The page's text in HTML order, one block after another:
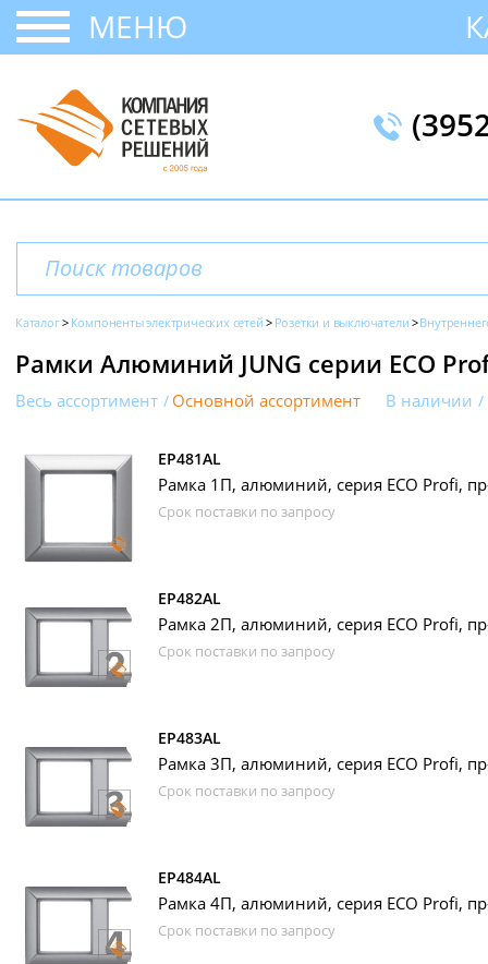
МЕНЮ
Каталог Компоненты электрических сетей Розетки и выключатели
Рамки Алюминий JUNG серии ECO
Весь ассортимент Основной ассортимент В наличии
EP481AL
Рамка 1П, алюминий, серия ECO Profi,
Срок поставки по запросу
EP482AL
Рамка 2П, алюминий, серия ECO Profi,
Срок поставки по запросу
EP483AL
Рамка 3П, алюминий, серия ECO Profi,
Срок поставки по запросу
EP484AL
Рамка 4П, алюминий, серия ECO Profi,
Срок поставки по запросу